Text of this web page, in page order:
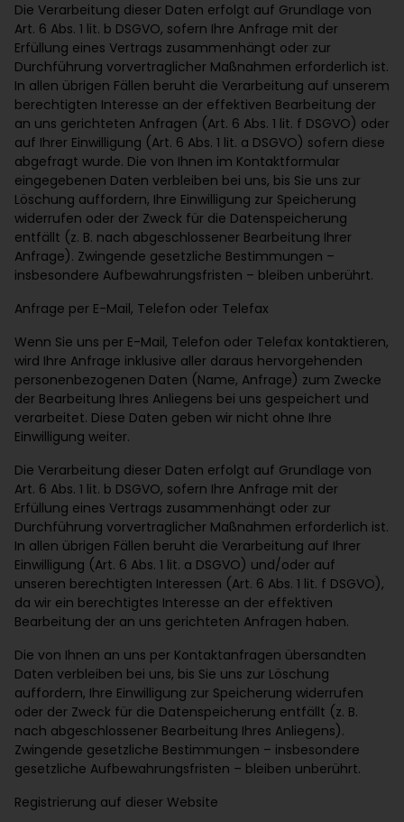
Die Verarbeitung dieser Daten erfolgt auf Grundlage von
Art. 6 Abs. 1 lit. b DSGVO, sofern Ihre Anfrage mit der
Erfüllung eines Vertrags zusammenhängt oder zur
Durchführung vorvertraglicher Maßnahmen erforderlich ist.
In allen übrigen Fällen beruht die Verarbeitung auf unserem
berechtigten Interesse an der effektiven Bearbeitung der
an uns gerichteten Anfragen (Art. 6 Abs. 1 lit. f DSGVO) oder
auf Ihrer Einwilligung (Art. 6 Abs. 1 lit. a DSGVO) sofern diese
abgefragt wurde. Die von Ihnen im Kontaktformular
eingegebenen Daten verbleiben bei uns, bis Sie uns zur
Löschung auffordern, Ihre Einwilligung zur Speicherung
widerrufen oder der Zweck für die Datenspeicherung
entfällt (z. B. nach abgeschlossener Bearbeitung Ihrer
Anfrage). Zwingende gesetzliche Bestimmungen –
insbesondere Aufbewahrungsfristen – bleiben unberührt.
Anfrage per E-Mail, Telefon oder Telefax
Wenn Sie uns per E-Mail, Telefon oder Telefax kontaktieren,
wird Ihre Anfrage inklusive aller daraus hervorgehenden
personenbezogenen Daten (Name, Anfrage) zum Zwecke
der Bearbeitung Ihres Anliegens bei uns gespeichert und
verarbeitet. Diese Daten geben wir nicht ohne Ihre
Einwilligung weiter.
Die Verarbeitung dieser Daten erfolgt auf Grundlage von
Art. 6 Abs. 1 lit. b DSGVO, sofern Ihre Anfrage mit der
Erfüllung eines Vertrags zusammenhängt oder zur
Durchführung vorvertraglicher Maßnahmen erforderlich ist.
In allen übrigen Fällen beruht die Verarbeitung auf Ihrer
Einwilligung (Art. 6 Abs. 1 lit. a DSGVO) und/oder auf
unseren berechtigten Interessen (Art. 6 Abs. 1 lit. f DSGVO),
da wir ein berechtigtes Interesse an der effektiven
Bearbeitung der an uns gerichteten Anfragen haben.
Die von Ihnen an uns per Kontaktanfragen übersandten
Daten verbleiben bei uns, bis Sie uns zur Löschung
auffordern, Ihre Einwilligung zur Speicherung widerrufen
oder der Zweck für die Datenspeicherung entfällt (z. B.
nach abgeschlossener Bearbeitung Ihres Anliegens).
Zwingende gesetzliche Bestimmungen – insbesondere
gesetzliche Aufbewahrungsfristen – bleiben unberührt.
Registrierung auf dieser Website